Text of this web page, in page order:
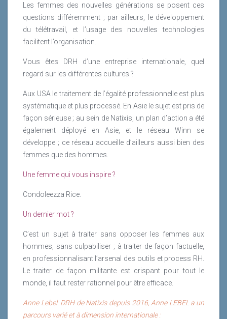
Les femmes des nouvelles générations se posent ces
questions différemment ; par ailleurs, le développement
du télétravail, et l’usage des nouvelles technologies
facilitent l’organisation.
Vous êtes DRH d’une entreprise internationale, quel
regard sur les différentes cultures ?
Aux USA le traitement de l’égalité professionnelle est plus
systématique et plus processé. En Asie le sujet est pris de
façon sérieuse ; au sein de Natixis, un plan d’action a été
également déployé en Asie, et le réseau Winn se
développe ; ce réseau accueille d’ailleurs aussi bien des
femmes que des hommes.
Une femme qui vous inspire ?
Condoleezza Rice.
Un dernier mot ?
C’est un sujet à traiter sans opposer les femmes aux
hommes, sans culpabiliser ; à traiter de façon factuelle,
en professionnalisant l’arsenal des outils et process RH.
Le traiter de façon militante est crispant pour tout le
monde, il faut rester rationnel pour être efficace.
Anne Lebel. DRH de Natixis depuis 2016, Anne LEBEL a un
parcours varié et à dimension internationale :